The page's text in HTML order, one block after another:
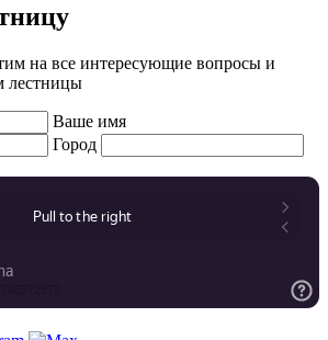
на все интересующие вопросы и
лестницы
Ваше имя
Город